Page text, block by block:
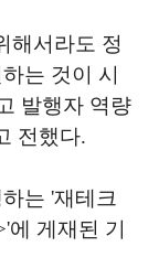
해서라도 정
는 것이 시
발행자 역량
전했다.
는 '재테크
에 게재된 기